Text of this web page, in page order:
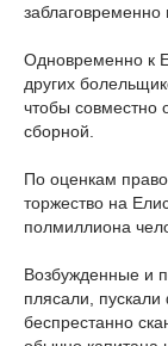
заблаговременно
Одновременно к
других
чтобы совместно
сборной.
По оценкам
торжество на
полмиллиона
Возбужденные и
плясали,
беспрестанно